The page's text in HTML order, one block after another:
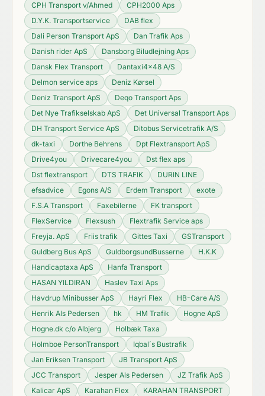
CPH Transport v/Ahmed
CPH2000 Aps
D.Y.K. Transportservice
DAB flex
Dali Person Transport ApS
Dan Trafik Aps
Danish rider ApS
Dansborg Biludlejning Aps
Dansk Flex Transport
Dantaxi4x48 A/S
Delmon service aps
Deniz Kørsel
Deniz Transport ApS
Deqo Transport Aps
Det Nye Trafikselskab ApS
Det Universal Transport Aps
DH Transport Service ApS
Ditobus Servicetrafik A/S
dk-taxi
Dorthe Behrens
Dpt Flextransport ApS
Drive4you
Drivecare4you
Dst flex aps
Dst flextransport
DTS TRAFIK
DURIN LINE
efsadvice
Egons A/S Erdem Transport
exote
F.S.A Transport
Faxebilerne
FK transport
FlexService
Flexsush
Flextrafik Service aps
Freyja. ApS
Friis trafik Gittes Taxi
GSTransport
Guldberg Bus ApS
GuldborgsundBusserne
H.K.K
Handicaptaxa ApS
Hanfa Transport
HASAN YILDIRAN
Haslev Taxi Aps
Havdrup Minibusser ApS
Hayri Flex
HB-Care A/S
Henrik Als Pedersen
hk HM Trafik
Hogne ApS
Hogne.dk c/o Albjerg
Holbæk Taxa
Holmboe PersonTransport
Iqbal´s Bustrafik
Jan Eriksen Transport
JB Transport ApS
JCC Transport
Jesper Als Pedersen
JZ Trafik ApS
Kalicar ApS
Karahan Flex
KARAHAN TRANSPORT